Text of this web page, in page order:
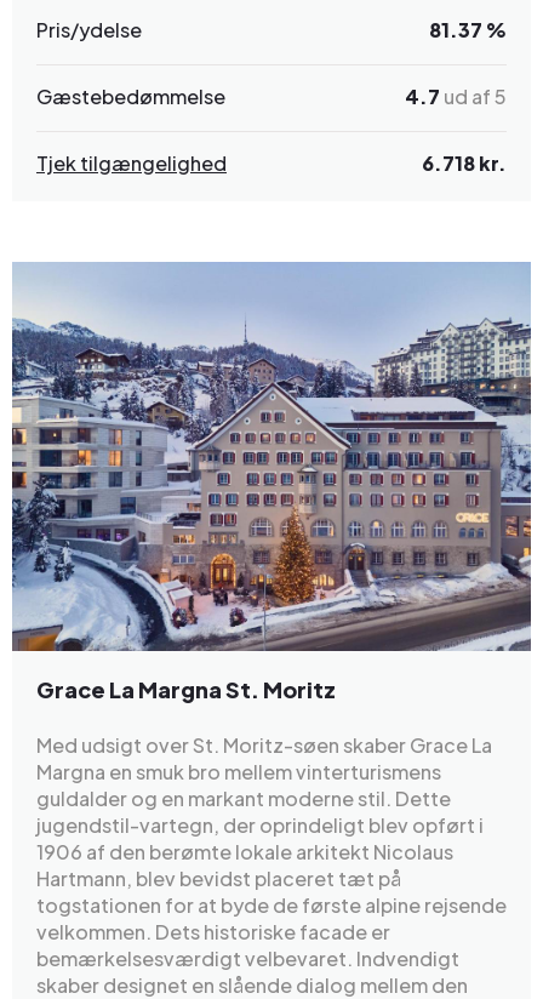
Pris/ydelse 81.37 %
Gæstebedømmelse 4.7 ud af 5
Tjek tilgængelighed 6.718 kr.
Grace La Margna St. Moritz
Med udsigt over St. Moritz-søen skaber Grace La
Margna en smuk bro mellem vinterturismens
guldalder og en markant moderne stil. Dette
jugendstil-vartegn, der oprindeligt blev opført i
1906 af den berømte lokale arkitekt Nicolaus
Hartmann, blev bevidst placeret tæt på
togstationen for at byde de første alpine rejsende
velkommen. Dets historiske facade er
bemærkelsesværdigt velbevaret. Indvendigt
skaber designet en slående dialog mellem den